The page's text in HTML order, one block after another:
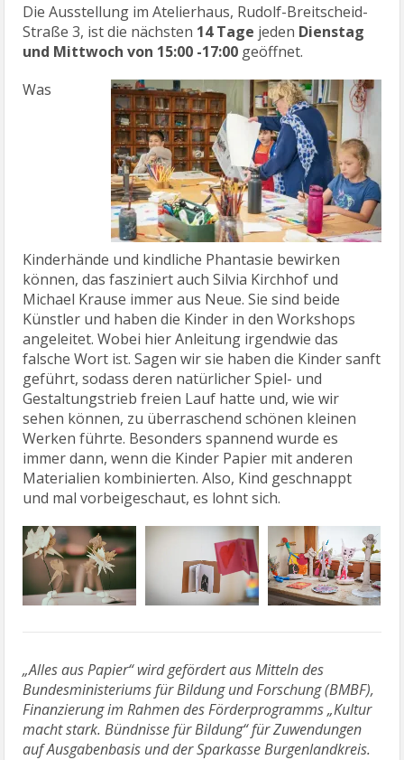
Die Ausstellung im Atelierhaus, Rudolf-Breitscheid-
Straße 3, ist die nächsten 14 Tage jeden Dienstag
und Mittwoch von 15:00 -17:00 geöffnet.
Was
Kinderhände und kindliche Phantasie bewirken
können, das fasziniert auch Silvia Kirchhof und
Michael Krause immer aus Neue. Sie sind beide
Künstler und haben die Kinder in den Workshops
angeleitet. Wobei hier Anleitung irgendwie das
falsche Wort ist. Sagen wir sie haben die Kinder sanft
geführt, sodass deren natürlicher Spiel- und
Gestaltungstrieb freien Lauf hatte und, wie wir
sehen können, zu überraschend schönen kleinen
Werken führte. Besonders spannend wurde es
immer dann, wenn die Kinder Papier mit anderen
Materialien kombinierten. Also, Kind geschnappt
und mal vorbeigeschaut, es lohnt sich.
„Alles aus Papier“ wird gefördert aus Mitteln des
Bundesministeriums für Bildung und Forschung (BMBF),
Finanzierung im Rahmen des Förderprogramms „Kultur
macht stark. Bündnisse für Bildung“ für Zuwendungen
auf Ausgabenbasis und der Sparkasse Burgenlandkreis.